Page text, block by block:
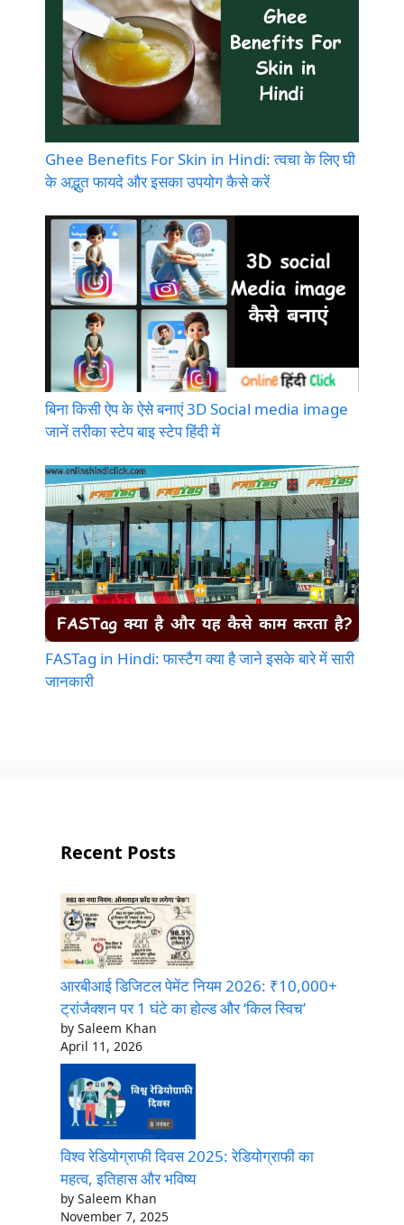
Ghee Benefits For Skin in Hindi: त्वचा के लिए घी
के अद्भुत फायदे और इसका उपयोग कैसे करें
बिना किसी ऐप के ऐसे बनाएं 3D Social media image
जानें तरीका स्टेप बाइ स्टेप हिंदी में
FASTag in Hindi: फास्टैग क्या है जाने इसके बारे में सारी
जानकारी
Recent Posts
आरबीआई डिजिटल पेमेंट नियम 2026: ₹10,000+
ट्रांजैक्शन पर 1 घंटे का होल्ड और ‘किल स्विच’
by Saleem Khan
April 11, 2026
विश्व रेडियोग्राफी दिवस 2025: रेडियोग्राफी का
महत्व, इतिहास और भविष्य
by Saleem Khan
November 7, 2025